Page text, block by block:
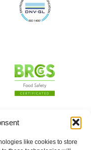
like cookies to store